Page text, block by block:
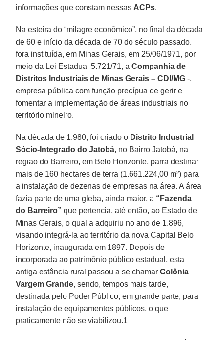
informações que constam nessas ACPs.
Na esteira do “milagre econômico”, no final da década
de 60 e início da década de 70 do século passado,
fora instituída, em Minas Gerais, em 25/06/1971, por
meio da Lei Estadual 5.721/71, aCompanhia de
Distritos Industriais de Minas Gerais – CDI/MG -,
empresa pública com função precípua de gerir e
fomentar a implementação de áreas industriais no
território mineiro.
Na década de 1.980, foi criado o Distrito Industrial
Sócio-Integrado do Jatobá, no Bairro Jatobá, na
região do Barreiro, em Belo Horizonte, parra destinar
mais de 160 hectares de terra (1.661.224,00 m²) para
a instalação de dezenas de empresas na área. A área
fazia parte de uma gleba, ainda maior, a “Fazenda
do Barreiro” que pertencia, até então, ao Estado de
Minas Gerais, o qual a adquiriu no ano de 1.896,
visando integrá-la ao território da nova Capital Belo
Horizonte, inaugurada em 1897. Depois de
incorporada ao patrimônio público estadual, esta
antiga estância rural passou a se chamarColônia
Vargem Grande, sendo, tempos mais tarde,
destinada pelo Poder Público, em grande parte, para
instalação de equipamentos públicos, o que
praticamente não se viabilizou.1